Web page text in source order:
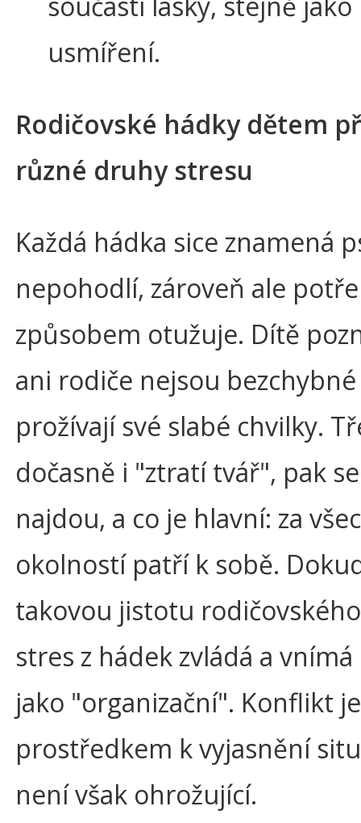
usmíření.
Rodičovské hádky dětem
různé druhy stresu
Každá hádka sice znamená
nepohodlí, zároveň ale
způsobem otužuje. Dítě
ani rodiče nejsou
prožívají své slabé chvilky.
dočasně i "ztratí tvář", pak
najdou, a co je hlavní: za
okolností patří k sobě.
takovou jistotu
stres z hádek zvládá a
jako "organizační". Konflikt je
prostředkem k vyjasnění
není však ohrožující.